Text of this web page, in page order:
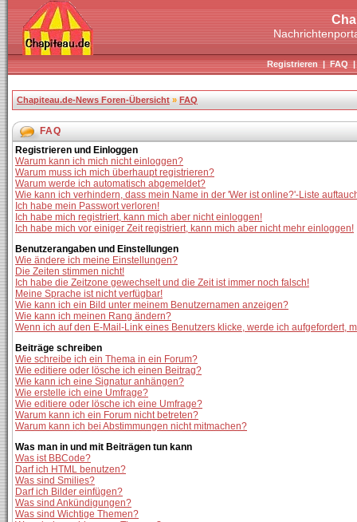
Registrieren|FAQ
Chapiteau.de-News Foren-Übersicht » FAQ
FAQ
Registrieren und Einloggen
Warum kann ich mich nicht einloggen?
Warum muss ich mich überhaupt registrieren?
Warum werde ich automatisch abgemeldet?
Wie kann ich verhindern, dass mein Name in der 'Wer ist online?'-Liste
Ich habe mein Passwort verloren!
Ich habe mich registriert, kann mich aber nicht einloggen!
Ich habe mich vor einiger Zeit registriert, kann mich aber nicht mehr einloggen!
Benutzerangaben und Einstellungen
Wie ändere ich meine Einstellungen?
Die Zeiten stimmen nicht!
Ich habe die Zeitzone gewechselt und die Zeit ist immer noch falsch!
Meine Sprache ist nicht verfügbar!
Wie kann ich ein Bild unter meinem Benutzernamen anzeigen?
Wie kann ich meinen Rang ändern?
Wenn ich auf den E-Mail-Link eines Benutzers klicke, werde ich aufgefordert,
Beiträge schreiben
Wie schreibe ich ein Thema in ein Forum?
Wie editiere oder lösche ich einen Beitrag?
Wie kann ich eine Signatur anhängen?
Wie erstelle ich eine Umfrage?
Wie editiere oder lösche ich eine Umfrage?
Warum kann ich ein Forum nicht betreten?
Warum kann ich bei Abstimmungen nicht mitmachen?
Was man in und mit Beiträgen tun kann
Was ist BBCode?
Darf ich HTML benutzen?
Was sind Smilies?
Darf ich Bilder einfügen?
Was sind Ankündigungen?
Was sind Wichtige Themen?